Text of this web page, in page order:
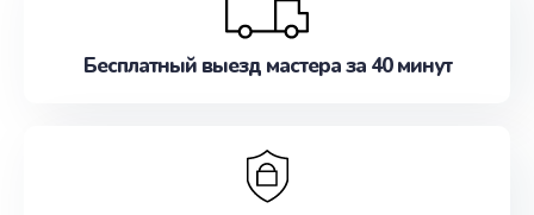
Бесплатный выезд мастера за 40 минут